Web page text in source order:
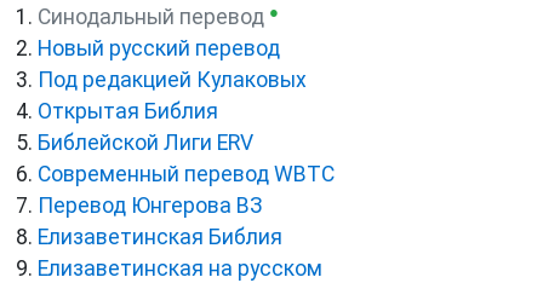
Синодальный перевод ●
Новый русский перевод
Под редакцией Кулаковых
Открытая Библия
Библейской Лиги ERV
Cовременный перевод WBTC
Перевод Юнгерова ВЗ
Елизаветинская Библия
Елизаветинская на русском